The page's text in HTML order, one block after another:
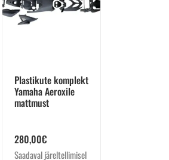
Plastikute komplekt
Yamaha Aeroxile
mattmust
280,00€
Saadaval järeltellimisel